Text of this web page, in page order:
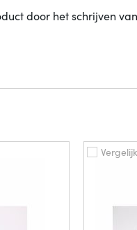
door het schrijven
Vergelijk